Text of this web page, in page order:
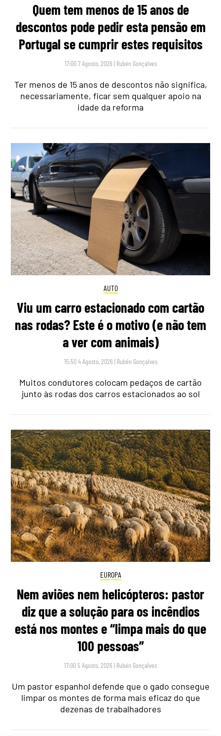
Quem tem menos de 15 anos de
descontos pode pedir esta pensão em
Portugal se cumprir estes requisitos
17:00 7 Agosto, 2026 | Rubén Gonçalves
Ter menos de 15 anos de descontos não significa,
necessariamente, ficar sem qualquer apoio na
idade da reforma
AUTO
Viu um carro estacionado com cartão
nas rodas? Este é o motivo (e não tem
a ver com animais)
15:50 4 Agosto, 2026 | Rubén Gonçalves
Muitos condutores colocam pedaços de cartão
junto às rodas dos carros estacionados ao sol
EUROPA
Nem aviões nem helicópteros: pastor
diz que a solução para os incêndios
está nos montes e “limpa mais do que
100 pessoas”
17:00 5 Agosto, 2026 | Rubén Gonçalves
Um pastor espanhol defende que o gado consegue
limpar os montes de forma mais eficaz do que
dezenas de trabalhadores